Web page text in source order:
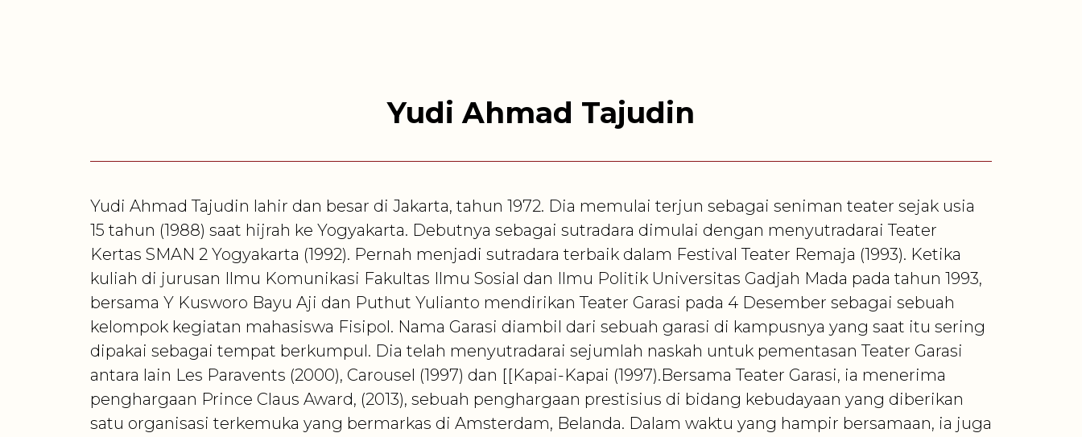
Yudi Ahmad Tajudin
Yudi Ahmad Tajudin lahir dan besar di Jakarta, tahun 1972. Dia memulai terjun sebagai seniman teater sejak usia
15 tahun (1988) saat hijrah ke Yogyakarta. Debutnya sebagai sutradara dimulai dengan menyutradarai Teater
Kertas SMAN 2 Yogyakarta (1992). Pernah menjadi sutradara terbaik dalam Festival Teater Remaja (1993). Ketika
kuliah di jurusan Ilmu Komunikasi Fakultas Ilmu Sosial dan Ilmu Politik Universitas Gadjah Mada pada tahun 1993,
bersama Y Kusworo Bayu Aji dan Puthut Yulianto mendirikan Teater Garasi pada 4 Desember sebagai sebuah
kelompok kegiatan mahasiswa Fisipol. Nama Garasi diambil dari sebuah garasi di kampusnya yang saat itu sering
dipakai sebagai tempat berkumpul. Dia telah menyutradarai sejumlah naskah untuk pementasan Teater Garasi
antara lain Les Paravents (2000), Carousel (1997) dan [[Kapai-Kapai (1997).Bersama Teater Garasi, ia menerima
penghargaan Prince Claus Award, (2013), sebuah penghargaan prestisius di bidang kebudayaan yang diberikan
satu organisasi terkemuka yang bermarkas di Amsterdam, Belanda. Dalam waktu yang hampir bersamaan, ia juga